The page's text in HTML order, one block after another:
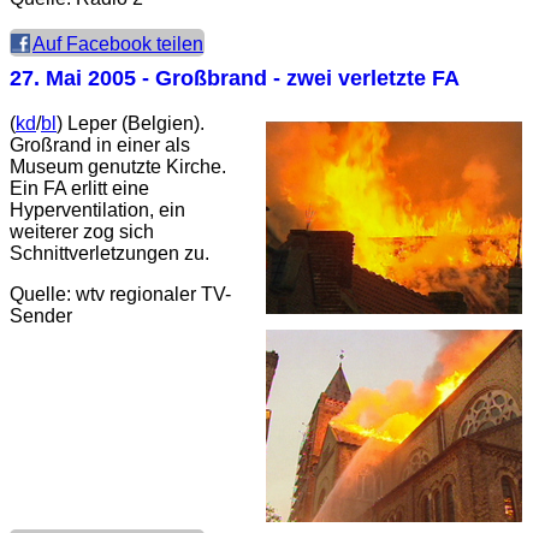
Auf Facebook teilen
27. Mai 2005 - Großbrand - zwei verletzte FA
(kd/bl ) Leper (Belgien).
Großrand in einer als
Museum genutzte Kirche.
Ein FA erlitt eine
Hyperventilation, ein
weiterer zog sich
Schnittverletzungen zu.
Quelle: wtv regionaler TV-
Sender